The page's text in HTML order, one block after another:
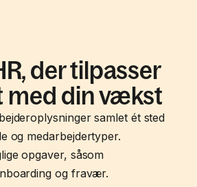
der tilpasser
med din vækst
samlet ét sted
og medarbejdertyper.
opgaver, såsom
og fravær.